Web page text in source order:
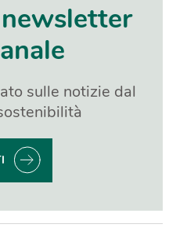
sulle notizie dal